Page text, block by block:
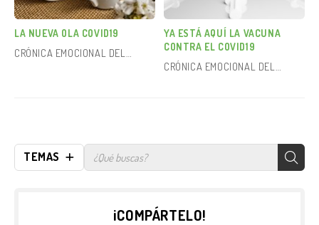
TEMAS
LA NUEVA OLA COVID19
CRÓNICA EMOCIONAL DEL
YA ESTÁ AQUÍ LA VACUNA
CONTRA EL COVID19
CRÓNICA EMOCIONAL DEL
¡COMPÁRTELO!